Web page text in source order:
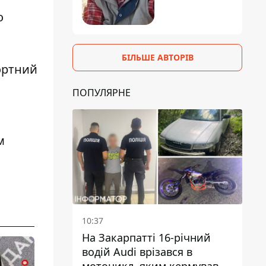
БІЛЬШЕ АВТОРІВ
ПОПУЛЯРНЕ
10:37
На Закарпатті 16-річний
водій Audi врізався в